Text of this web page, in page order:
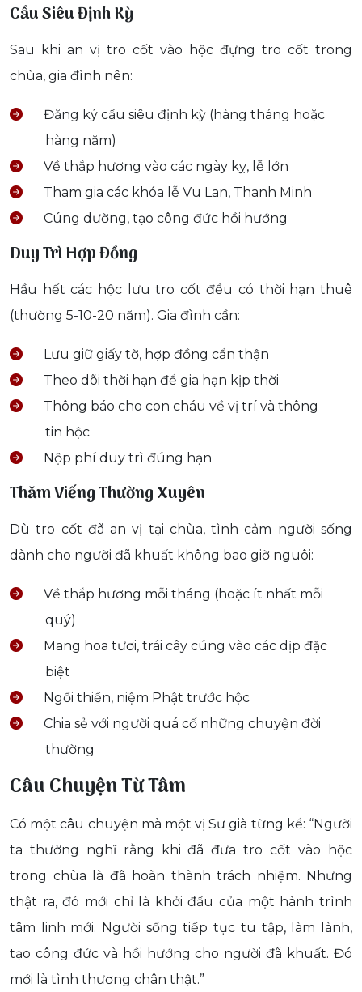
Cầu Siêu Định Kỳ
Sau khi an vị tro cốt vào hộc đựng tro cốt trong
chùa, gia đình nên:
Đăng ký cầu siêu định kỳ (hàng tháng hoặc
hàng năm)
Về thắp hương vào các ngày kỵ, lễ lớn
Tham gia các khóa lễ Vu Lan, Thanh Minh
Cúng dường, tạo công đức hồi hướng
Duy Trì Hợp Đồng
Hầu hết các hộc lưu tro cốt đều có thời hạn thuê
(thường 5-10-20 năm). Gia đình cần:
Lưu giữ giấy tờ, hợp đồng cẩn thận
Theo dõi thời hạn để gia hạn kịp thời
Thông báo cho con cháu về vị trí và thông
tin hộc
Nộp phí duy trì đúng hạn
Thăm Viếng Thường Xuyên
Dù tro cốt đã an vị tại chùa, tình cảm người sống
dành cho người đã khuất không bao giờ nguôi:
Về thắp hương mỗi tháng (hoặc ít nhất mỗi
quý)
Mang hoa tươi, trái cây cúng vào các dịp đặc
biệt
Ngồi thiền, niệm Phật trước hộc
Chia sẻ với người quá cố những chuyện đời
thường
Câu Chuyện Từ Tâm
Có một câu chuyện mà một vị Sư già từng kể: “Người
ta thường nghĩ rằng khi đã đưa tro cốt vào hộc
trong chùa là đã hoàn thành trách nhiệm. Nhưng
thật ra, đó mới chỉ là khởi đầu của một hành trình
tâm linh mới. Người sống tiếp tục tu tập, làm lành,
tạo công đức và hồi hướng cho người đã khuất. Đó
mới là tình thương chân thật.”